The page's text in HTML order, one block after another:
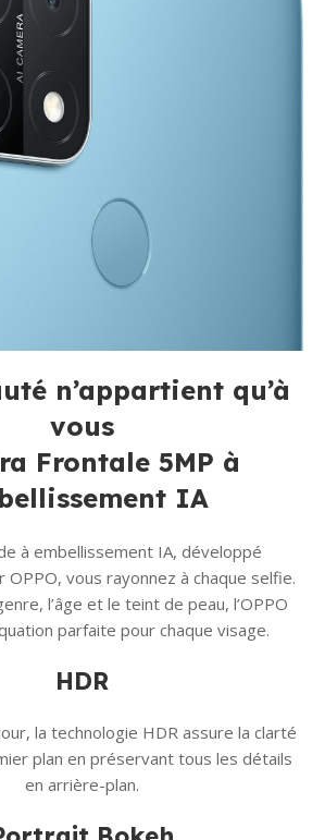
n’appartient qu’à
vous
Frontale 5MP à
IA
à embellissement IA, développé
OPPO, vous rayonnez à chaque selfie.
l’âge et le teint de peau, l’OPPO
parfaite pour chaque visage.
HDR
la technologie HDR assure la clarté
plan en préservant tous les détails
en arrière-plan.